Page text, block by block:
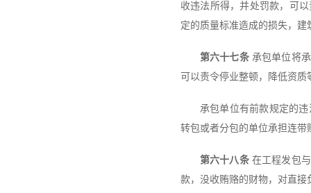
收违法所得，并处罚款，可
定的质量标准造成的损失，
第六十七条承包单位将
可以责令停业整顿，降低资
承包单位有前款规定的
转包或者分包的单位承担连带
第六十八条在工程发包
款，没收贿赂的财物，对直